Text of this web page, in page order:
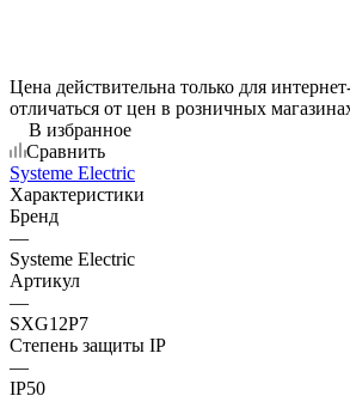
Цена действительна только для
отличаться от цен в розничных
В избранное
Сравнить
Systeme Electric
Характеристики
Бренд
—
Systeme Electric
Артикул
—
SXG12P7
Степень защиты IP
—
IP50